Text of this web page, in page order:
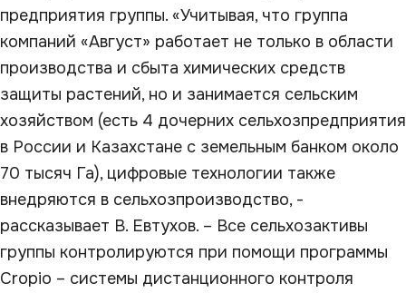
предприятия группы. «Учитывая, что группа
компаний «Август» работает не только в области
производства и сбыта химических средств
защиты растений, но и занимается сельским
хозяйством (есть 4 дочерних сельхозпредприятия
в России и Казахстане с земельным банком около
70 тысяч Га), цифровые технологии также
внедряются в сельхозпроизводство, -
рассказывает В. Евтухов. – Все сельхозактивы
группы контролируются при помощи программы
Cropio – системы дистанционного контроля